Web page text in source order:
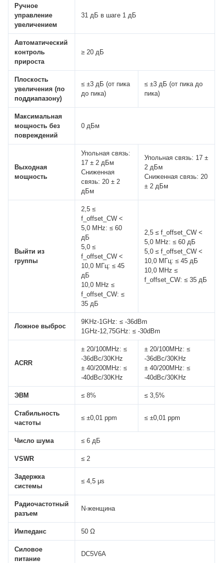
Ручное
управление
увеличением
31 дБ в шаге 1 дБ
Автоматический
контроль
прироста
≥ 20 дБ
Плоскость
увеличения (по
поддиапазону)
≤ ±3 дБ (от пика
до пика)
≤ ±3 дБ (от пика до
пика)
Максимальная
мощность без
повреждений
0 дБм
Выходная
мощность
Упольная связь:
17 ± 2 дБм
Сниженная
связь: 20 ± 2
дБм
Упольная связь: 17 ±
2 дБм
Сниженная связь: 20
± 2 дБм
Выйти из
группы
2,5 ≤
f_offset_CW <
5,0 MHz: ≤ 60
дБ
5,0 ≤
f_offset_CW <
10,0 МГц: ≤ 45
дБ
10,0 MHz ≤
f_offset_CW: ≤
35 дБ
2,5 ≤ f_offset_CW <
5,0 MHz: ≤ 60 дБ
5,0 ≤ f_offset_CW <
10,0 МГц: ≤ 45 дБ
10,0 MHz ≤
f_offset_CW: ≤ 35 дБ
Ложное выброс
9KHz-1GHz: ≤ -36dBm
1GHz-12,75GHz: ≤ -30dBm
ACRR
± 20/100MHz: ≤
-36dBc/30KHz
± 40/200MHz: ≤
-40dBc/30KHz
± 20/100MHz: ≤
-36dBc/30KHz
± 40/200MHz: ≤
-40dBc/30KHz
ЭВМ ≤ 8% ≤ 3,5%
Стабильность
частоты
≤ ±0,01 ppm ≤ ±0,01 ppm
Число шума ≤ 6 дБ
VSWR ≤ 2
Задержка
системы
≤ 4,5 μs
Радиочастотный
разъем
N-женщина
Импеданс 50 Ω
Силовое
питание
DC5V6A